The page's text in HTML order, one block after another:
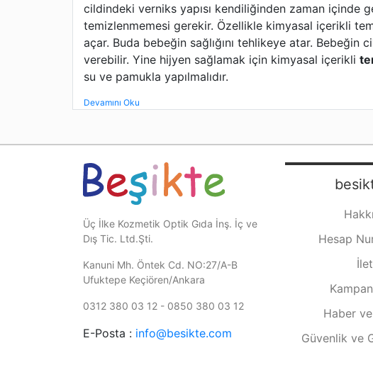
cildindeki verniks yapısı kendiliğinden zaman içinde
temizlenmemesi gerekir. Özellikle kimyasal içerikli
açar. Buda bebeğin sağlığını tehlikeye atar.
verebilir. Yine hijyen sağlamak için kimyasal içerikli
su ve pamukla yapılmalıdır.
Devamını Oku
Üç İlke Kozmetik Optik Gıda İnş. İç ve
Dış Tic. Ltd.Şti.
Kanuni Mh. Öntek Cd. NO:27/A-B
Ufuktepe Keçiören/Ankara
0312 380 03 12 - 0850 380 03 12
E-Posta : info@besikte.com
Hesap
Haber
Güvenlik ve